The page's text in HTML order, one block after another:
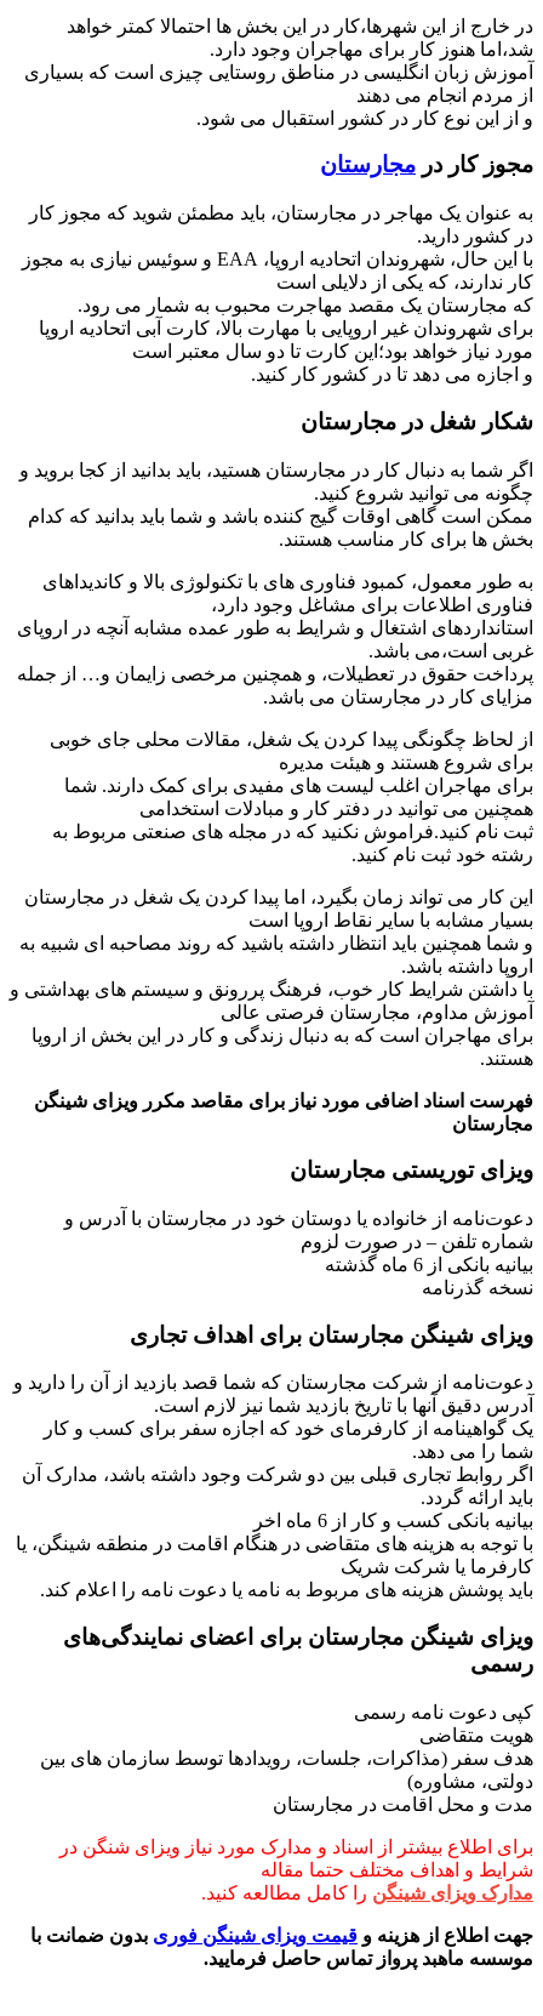
در خارج از این شهرها،کار در این بخش ها احتمالا کمتر خواهد
شد،اما هنوز کار برای مهاجران وجود دارد.
آموزش زبان انگلیسی در مناطق روستایی چیزی است که بسیاری
از مردم انجام می دهند
و از این نوع کار در کشور استقبال می شود.
مجوز کار در مجارستان
به عنوان یک مهاجر در مجارستان، باید مطمئن شوید که مجوز کار
در کشور دارید.
با این حال، شهروندان اتحادیه اروپا، EAA و سوئیس نیازی به مجوز
کار ندارند، که یکی از دلایلی است
که مجارستان یک مقصد مهاجرت محبوب به شمار می رود.
برای شهروندان غیر اروپایی با مهارت بالا، کارت آبی اتحادیه اروپا
مورد نیاز خواهد بود؛این کارت تا دو سال معتبر است
و اجازه می دهد تا در کشور کار کنید.
شکار شغل در مجارستان
اگر شما به دنبال کار در مجارستان هستید، باید بدانید از کجا بروید و
چگونه می توانید شروع کنید.
ممکن است گاهی اوقات گیج کننده باشد و شما باید بدانید که کدام
بخش ها برای کار مناسب هستند.
به طور معمول، کمبود فناوری های با تکنولوژی بالا و کاندیداهای
فناوری اطلاعات برای مشاغل وجود دارد،
استانداردهای اشتغال و شرایط به طور عمده مشابه آنچه در اروپای
غربی است،می باشد.
پرداخت حقوق در تعطیلات، و همچنین مرخصی زایمان و… از جمله
مزایای کار در مجارستان می باشد.
از لحاظ چگونگی پیدا کردن یک شغل، مقالات محلی جای خوبی
برای شروع هستند و هیئت مدیره
برای مهاجران اغلب لیست های مفیدی برای کمک دارند. شما
همچنین می توانید در دفتر کار و مبادلات استخدامی
ثبت نام کنید.فراموش نکنید که در مجله های صنعتی مربوط به
رشته خود ثبت نام کنید.
این کار می تواند زمان بگیرد، اما پیدا کردن یک شغل در مجارستان
بسیار مشابه با سایر نقاط اروپا است
و شما همچنین باید انتظار داشته باشید که روند مصاحبه ای شبیه به
اروپا داشته باشد.
با داشتن شرایط کار خوب، فرهنگ پررونق و سیستم های بهداشتی و
آموزش مداوم، مجارستان فرصتی عالی
برای مهاجران است که به دنبال زندگی و کار در این بخش از اروپا
هستند.
فهرست اسناد اضافی مورد نیاز برای مقاصد مکرر ویزای شینگن
مجارستان
ویزای توریستی مجارستان
دعوت‌نامه از خانواده یا دوستان خود در مجارستان با آدرس و
شماره تلفن – در صورت لزوم
بیانیه بانکی از 6 ماه گذشته
نسخه گذرنامه
ویزای شینگن مجارستان برای اهداف تجاری
دعوت‌نامه از شرکت مجارستان که شما قصد بازدید از آن را دارید و
آدرس دقیق آنها با تاریخ بازدید شما نیز لازم است.
یک گواهینامه از کارفرمای خود که اجازه سفر برای کسب و کار
شما را می دهد.
اگر روابط تجاری قبلی بین دو شرکت وجود داشته باشد، مدارک آن
باید ارائه گردد.
بیانیه بانکی کسب و کار از 6 ماه اخر
با توجه به هزینه های متقاضی در هنگام اقامت در منطقه شینگن، یا
کارفرما یا شرکت شریک
باید پوشش هزینه های مربوط به نامه یا دعوت نامه را اعلام کند.
ویزای شینگن مجارستان برای اعضای نمایندگی‌های
رسمی
کپی دعوت نامه رسمی
هویت متقاضی
هدف سفر (مذاکرات، جلسات، رویدادها توسط سازمان های بین
دولتی، مشاوره)
مدت و محل اقامت در مجارستان
برای اطلاع بیشتر از اسناد و مدارک مورد نیاز ویزای شنگن در
شرایط و اهداف مختلف حتما مقاله
مدارک ویزای شینگن را کامل مطالعه کنید.
جهت اطلاع از هزینه و قیمت ویزای شینگن فوری بدون ضمانت با
موسسه ماهبد پرواز تماس حاصل فرمایید.